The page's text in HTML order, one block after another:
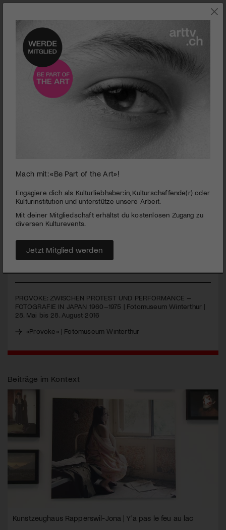
seconds
minutes,
second
Fotomuseum Winterthur | Provoke
PUBLIZIERT AM 16. JUNI 2016
Fotomagazin «Provoke» gilt als ein Höhepunkt der Fotografie
der Nachkriegszeit. In nur drei Ausgaben schaffte sie es,
geniale Ausstellung widmet sich der Entstehungsgeschichte
des Magazins.
PROVOKE: ZWISCHEN PROTEST UND PERFORMANCE –
FOTOGRAFIE IN JAPAN 1960–1975 | Fotomuseum Winterthur |
28. Mai bis 28. August 2016
«Provoke» | Fotomuseum Winterthur
Beiträge im Kontext
Kunstzeughaus Rapperswil-Jona | Y'a pas le feu au lac
Mach mit: «Be Part of the Art»!
Engagiere dich als Kulturliebhaber:in, Kulturschaffende(r) oder
Kulturinstitution und unterstütze unsere Arbeit.
Mit deiner Mitgliedschaft erhältst du kostenlosen Zugang zu
diversen Kulturevents.
Jetzt Mitglied werden